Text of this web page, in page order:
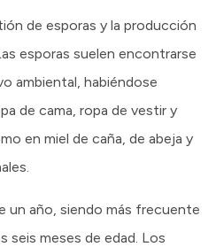
de esporas y la producción
esporas suelen encontrarse
ambiental, habiéndose
de cama, ropa de vestir y
en miel de caña, de abeja y
un año, siendo más frecuente
seis meses de edad. Los